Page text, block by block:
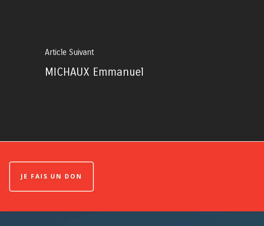
Article Suivant
MICHAUX Emmanuel
JE FAIS UN DON